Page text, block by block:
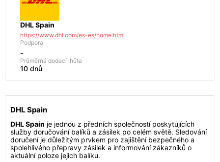
DHL Spain
https://www.dhl.com/es-es/home.html
Podpora
-
Průměrná dodací lhůta
10 dnů
DHL Spain
DHL Spain je jednou z předních společností poskytujících
služby doručování balíků a zásilek po celém světě. Sledování
doručení je důležitým prvkem pro zajištění bezpečného a
spolehlivého přepravy zásilek a informování zákazníků o
aktuální poloze jejich balíku.